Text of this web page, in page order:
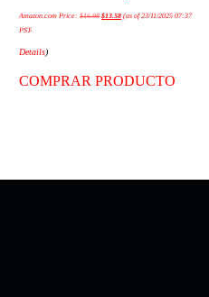
Amazon.com Price:$16.98 $13.58 (as of 23/11/2025 07:37
PST-
Details)
COMPRAR PRODUCTO